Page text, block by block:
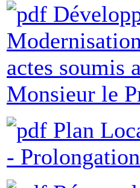
actes soumis
Monsieur le
Plan
-